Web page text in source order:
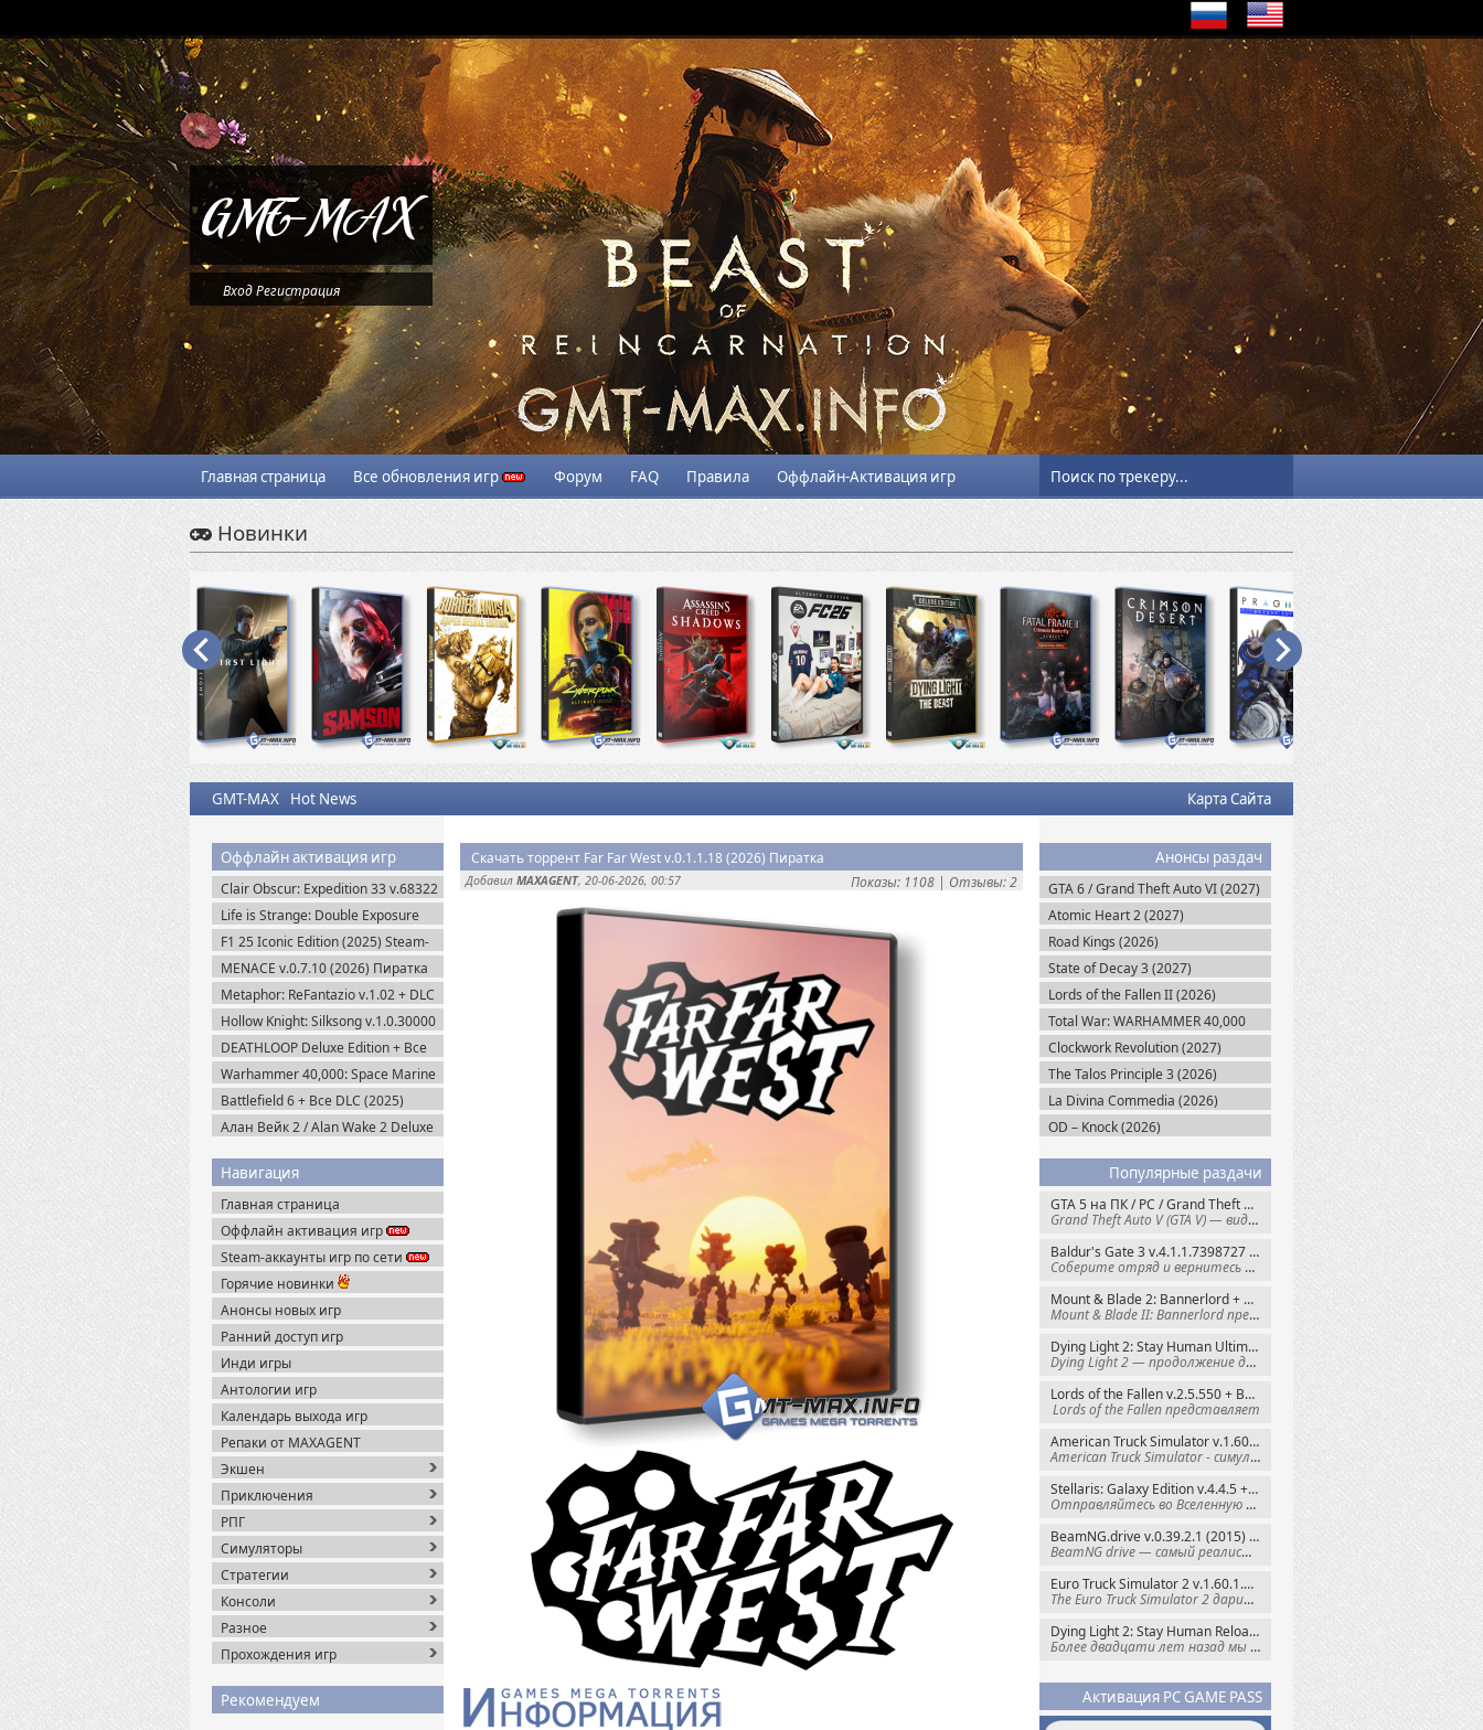
ВходРегистрация
Главная страница Все обновления игр Форум FAQ Правила Оффлайн-Активация игр
Новинки
GMT-MAX Hot News Карта Сайта
Анонсы раздач
GTA 6 / Grand Theft Auto VI (2027)
Atomic Heart 2 (2027)
Road Kings (2026)
State of Decay 3 (2027)
Lords of the Fallen II (2026)
Total War: WARHAMMER 40,000
(2027)
Clockwork Revolution (2027)
The Talos Principle 3 (2026)
La Divina Commedia (2026)
OD – Knock (2026)
Популярные раздачи
GTA 5 на ПК / PC / Grand Theft Auto V: Premium Edition (2015) Steam-Rip
Grand Theft Auto V (GTA V) — видеоигра из
Baldur's Gate 3 v.4.1.1.7398727 + Все DLC (2023) GOG-Rip
Соберите отряд и вернитесь в Забытые
Mount & Blade 2: Bannerlord + War Sails v.1.4.7.117484 (2025) GOG
Mount & Blade II: Bannerlord представляет
Dying Light 2: Stay Human Ultimate Edition v.1.29.0 + Все DLC (2022) Пиратка
Dying Light 2 — продолжение динамичного
Lords of the Fallen v.2.5.550 + Все DLC (2023) Пиратка
Lords of the Fallen представляет
American Truck Simulator v.1.60.1.8s + Все DLC (2016) Пиратка
American Truck Simulator - симулятор
Stellaris: Galaxy Edition v.4.4.5 + Все DLC (2016) Пиратка
Отправляйтесь во Вселенную полную чудес и
BeamNG.drive v.0.39.2.1 (2015) RePack
BeamNG drive — самый реалистичный
Euro Truck Simulator 2 v.1.60.1.7s + Все DLC (2012) Пиратка
The Euro Truck Simulator 2 дарит вам опыт
Dying Light 2: Stay Human Reloaded Edition v.1.28.3 + Все DLC (2022) RePack
Более двадцати лет назад мы пытались
Активация PC GAME PASS
Оффлайн активация игр
Clair Obscur: Expedition 33 v.68322
+ Все DLC (2025) Пиратка
Life is Strange: Double Exposure
(2024) Пиратка
F1 25 Iconic Edition (2025) Steam-
Rip
MENACE v.0.7.10 (2026) Пиратка
Metaphor: ReFantazio v.1.02 + DLC
(2024) RePack
Hollow Knight: Silksong v.1.0.30000
(2025) Пиратка
DEATHLOOP Deluxe Edition + Все
DLC (2021) Пиратка
Warhammer 40,000: Space Marine
2 v.13.1.0.1 + Все DLC (2024)
Пиратка
Battlefield 6 + Все DLC (2025)
Portable
Алан Вейк 2 / Alan Wake 2 Deluxe
Пиратка
Навигация
Главная страница
Оффлайн активация игр
Steam-аккаунты игр по сети
Горячие новинки
Анонсы новых игр
Ранний доступ игр
Инди игры
Антологии игр
Календарь выхода игр
Репаки от MAXAGENT
Экшен
Приключения
РПГ
Симуляторы
Стратегии
Консоли
Разное
Прохождения игр
Рекомендуем
Скачать торрент Far Far West v.0.1.1.18 (2026) Пиратка
Показы: 1108 | Отзывы: 2
Добавил MAXAGENT, 20-06-2026, 00:57